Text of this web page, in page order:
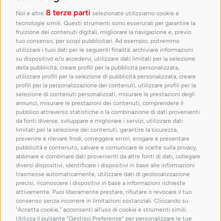
Noi e altre 8 terze parti selezionate utilizziamo cookie e
tecnologie simili. Questi strumenti sono essenziali per garantire la
fruizione dei contenuti digitali, migliorare la navigazione e, previo
tuo consenso, per scopi pubblicitari. Ad esempio, potremmo
utilizzare i tuoi dati per le seguenti finalità: archiviare informazioni
su dispositivo e/o accedervi, utilizzare dati limitati per la selezione
della pubblicità, creare profili per la pubblicità personalizzata,
utilizzare profili per la selezione di pubblicità personalizzata, creare
profili per la personalizzazione dei contenuti, utilizzare profili per la
selezione di contenuti personalizzati, misurare le prestazioni degli
annunci, misurare le prestazioni dei contenuti, comprendere il
pubblico attraverso statistiche o la combinazione di dati provenienti
da fonti diverse, sviluppare e migliorare i servizi, utilizzare dati
limitati per la selezione dei contenuti, garantire la sicurezza,
prevenire e rilevare frodi, correggere errori, erogare e presentare
pubblicità e contenuto, salvare e comunicare le scelte sulla privacy,
abbinare e combinare dati provenienti da altre fonti di dati, collegare
diversi dispositivi, identificare i dispositivi in base alle informazioni
trasmesse automaticamente, utilizzare dati di geolocalizzazione
precisi, riconoscere i dispositivi in base a informazioni richieste
attivamente. Puoi liberamente prestare, rifiutare o revocare il tuo
consenso senza incorrere in limitazioni sostanziali. Cliccando su
"Accetta cookie," acconsenti all'uso di cookie e strumenti simili.
Utilizza il pulsante "Gestisci Preferenze" per personalizzare le tue
con il patrocinio di